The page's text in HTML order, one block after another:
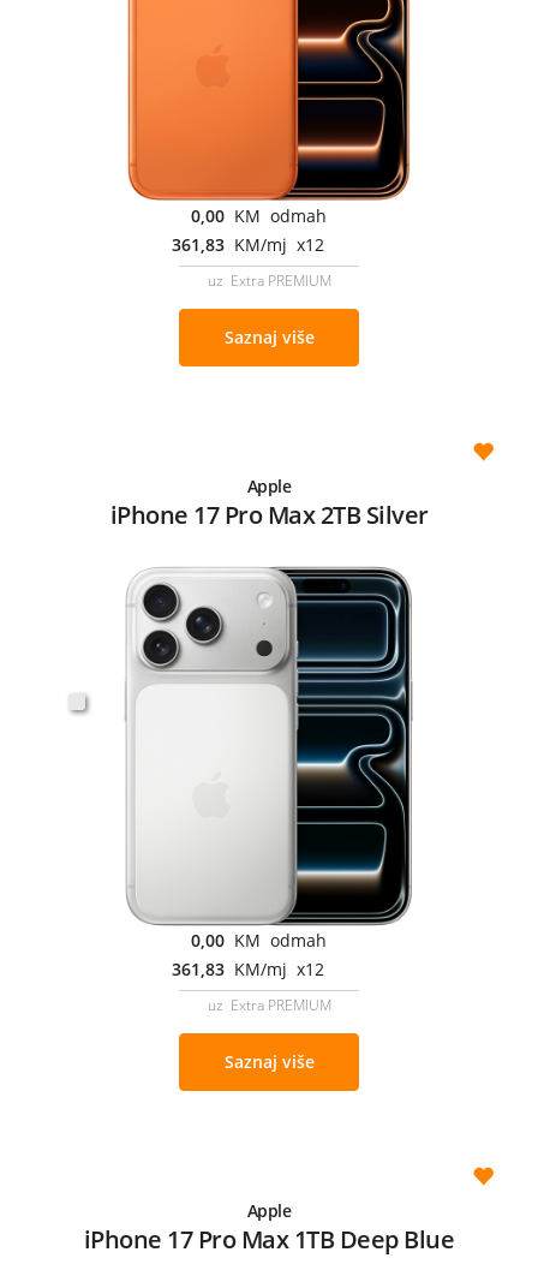
0,00 KM odmah
361,83 KM/mj x12
uz Extra PREMIUM
Saznaj više
Apple
iPhone 17 Pro Max 2TB Silver
0,00 KM odmah
361,83 KM/mj x12
uz Extra PREMIUM
Saznaj više
Apple
iPhone 17 Pro Max 1TB Deep Blue